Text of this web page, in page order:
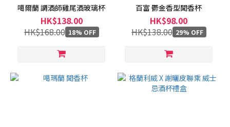
噶爾蘭 調酒師雞尾酒玻璃杯
HK$138.00
HK$168.00 18% OFF
百富 鬱金香型聞香杯
HK$98.00
HK$138.00 29% OFF